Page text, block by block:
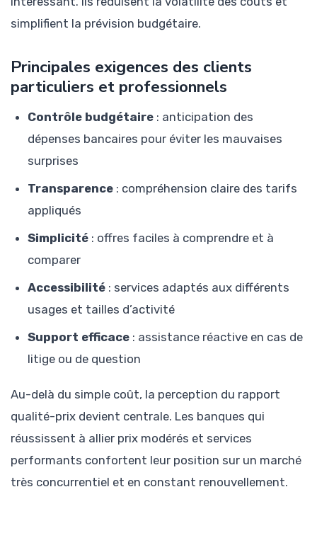
simplifient la prévision budgétaire.
Principales exigences des clients
particuliers et professionnels
Contrôle budgétaire : anticipation des
dépenses bancaires pour éviter les mauvaises
surprises
Transparence : compréhension claire des tarifs
appliqués
Simplicité : offres faciles à comprendre et à
comparer
Accessibilité : services adaptés aux différents
usages et tailles d’activité
Support efficace : assistance réactive en cas de
litige ou de question
Au-delà du simple coût, la perception du rapport
qualité-prix devient centrale. Les banques qui
réussissent à allier prix modérés et services
performants confortent leur position sur un marché
très concurrentiel et en constant renouvellement.